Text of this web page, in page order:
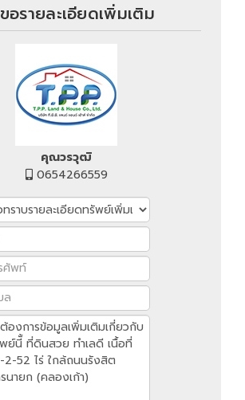
ขอรายละเอียดเพิ่มเติม
คุณวรวุฒิ
0654266559